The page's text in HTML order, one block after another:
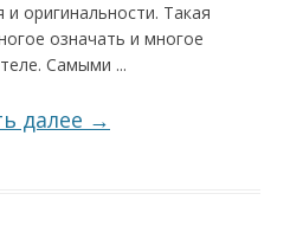
и оригинальности. Такая
означать и многое
Самыми ...
далее →